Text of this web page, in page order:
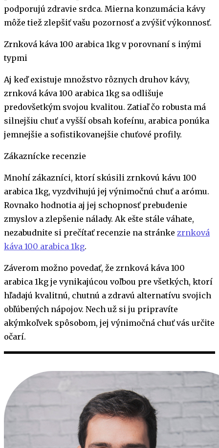
podporujú zdravie srdca. Mierna konzumácia kávy
môže tiež zlepšiť vašu pozornosť a zvýšiť výkonnosť.
Zrnková káva 100 arabica 1kg v porovnaní s inými
typmi
Aj keď existuje množstvo rôznych druhov kávy,
zrnková káva 100 arabica 1kg sa odlišuje
predovšetkým svojou kvalitou. Zatiaľ čo robusta má
silnejšiu chuť a vyšší obsah kofeínu, arabica ponúka
jemnejšie a sofistikovanejšie chuťové profily.
Zákaznícke recenzie
Mnohí zákazníci, ktorí skúsili zrnkovú kávu 100
arabica 1kg, vyzdvihujú jej výnimočnú chuť a arómu.
Rovnako hodnotia aj jej schopnosť prebudenie
zmyslov a zlepšenie nálady. Ak ešte stále váhate,
nezabudnite si prečítať recenzie na stránke zrnková
káva 100 arabica 1kg.
Záverom možno povedať, že zrnková káva 100
arabica 1kg je vynikajúcou voľbou pre všetkých, ktorí
hľadajú kvalitnú, chutnú a zdravú alternatívu svojich
obľúbených nápojov. Nech už si ju pripravíte
akýmkoľvek spôsobom, jej výnimočná chuť vás určite
očarí.